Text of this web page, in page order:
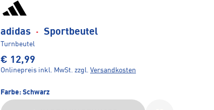
adidas · Sportbeutel
Turnbeutel
€ 12,99
Onlinepreis inkl. MwSt. zzgl. Versandkosten
Farbe: Schwarz